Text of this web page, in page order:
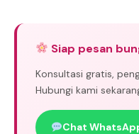
Siap pesan
Konsultasi gratis,
Hubungi kami
Chat